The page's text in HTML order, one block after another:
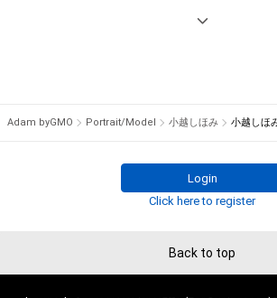
2017-2018　D'STATION フレッシュエンジェ
Adam byGMO Portrait/Model 小越しほみ 小越しほ
Login
Click here to register
Back to top